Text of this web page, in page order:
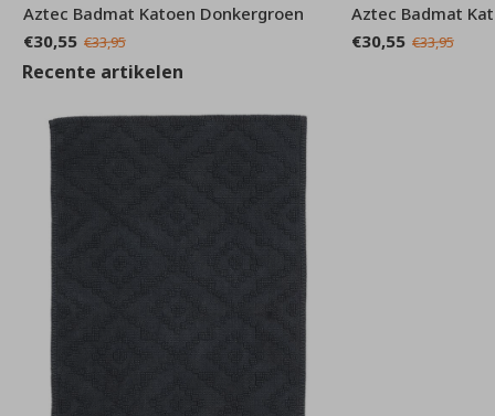
Aztec Badmat Katoen Donkergroen
€30,55 €33,95
Aztec Badmat
€30,55 €33,95
Recente artikelen